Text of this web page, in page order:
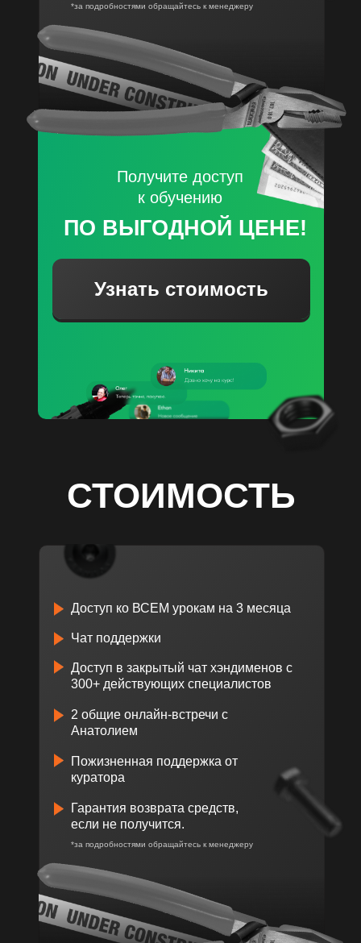
Узнать стоимость
*за подробностями обращайтесь к менеджеру
ПО ВЫГОДНОЙ ЦЕНЕ!
Получите доступ
к обучению
СТОИМОСТЬ
Доступ ко ВСЕМ урокам на 3 месяца
Доступ в закрытый чат хэндименов с
300+ действующих специалистов
2 общие онлайн-встречи с
Анатолием
Пожизненная поддержка от
куратора
Чат поддержки
Гарантия возврата средств,
если не получится.
*за подробностями обращайтесь к менеджеру